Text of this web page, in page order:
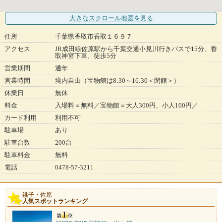
大きなスクロール地図 を見る
住所
千葉県香取市香取１６９７
アクセス
JR成田線佐原駅から千葉交通小見川行きバスで15分、香
取神宮下車、徒歩5分
営業期間
通年
営業時間
境内自由（宝物館は8:30～16:30＜閉館＞）
休業日
無休
料金
入場料＝無料／宝物館＝大人300円、小人100円／
カード利用
利用不可
駐車場
あり
駐車台数
200台
駐車料金
無料
電話
0478-57-3211
銚子・佐原
人気スポットランキング